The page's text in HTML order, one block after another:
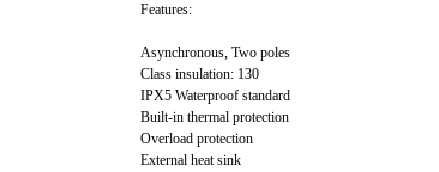
Features:
Asynchronous, Two poles
Class insulation: 130
IPX5 Waterproof standard
Built-in thermal protection
Overload protection
External heat sink